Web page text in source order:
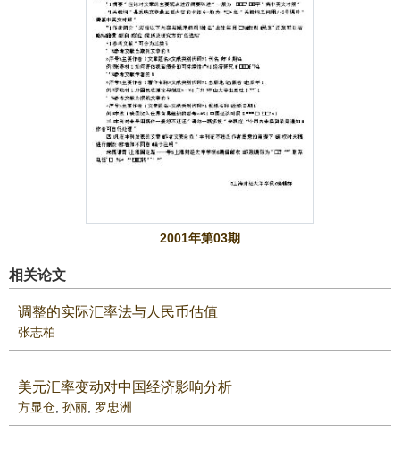
2001年第03期
相关论文
调整的实际汇率法与人民币估值
张志柏
美元汇率变动对中国经济影响分析
方显仓, 孙丽, 罗忠洲